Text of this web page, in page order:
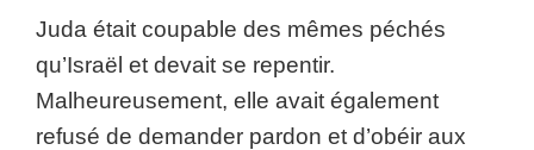
Juda était coupable des mêmes péchés
qu’Israël et devait se repentir.
Malheureusement, elle avait également
refusé de demander pardon et d’obéir aux